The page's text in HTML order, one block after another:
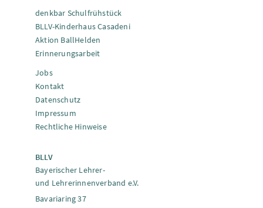
denkbar Schulfrühstück
BLLV-Kinderhaus Casadeni
Aktion BallHelden
Erinnerungsarbeit
Jobs
Kontakt
Datenschutz
Impressum
Rechtliche Hinweise
BLLV
Bayerischer Lehrer-
und Lehrerinnenverband e.V.
Bavariaring 37